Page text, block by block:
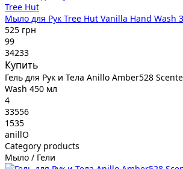
Tree Hut
Мыло для Рук Tree Hut Vanilla Hand Wash
525 грн
99
34233
Купить
Гель для Рук и Тела Anillo Amber528
Wash 450 мл
4
33556
1535
anillO
Category products
Мыло / Гели